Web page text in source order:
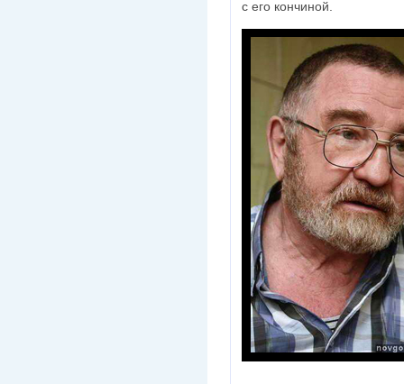
с его кончиной.